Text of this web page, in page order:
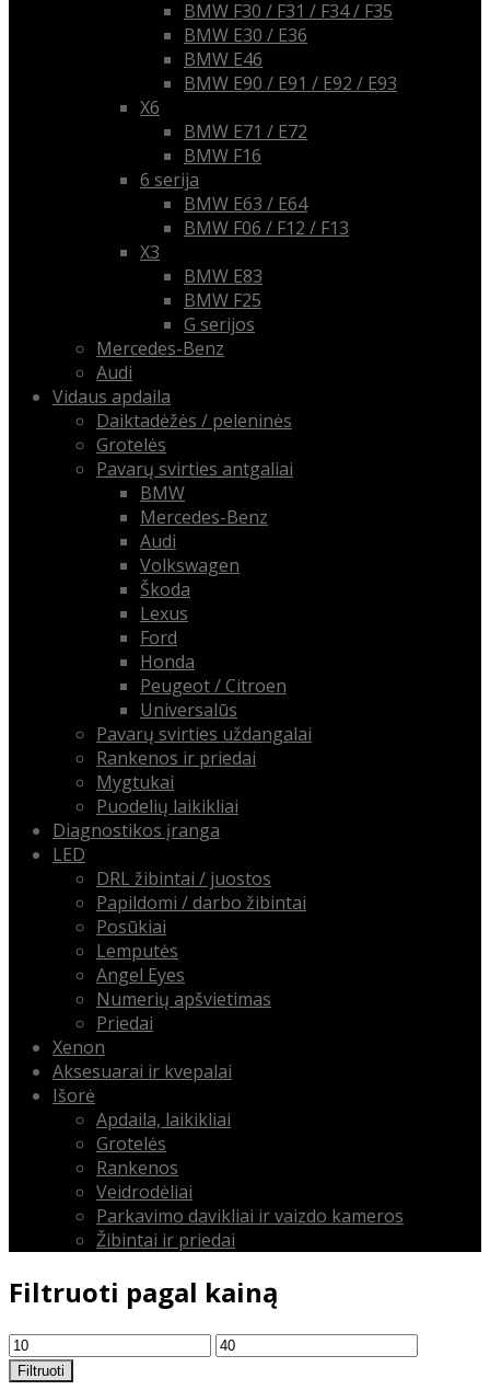
BMW F30 / F31 / F34 / F35
BMW E30 / E36
BMW E46
BMW E90 / E91 / E92 / E93
X6
BMW E71 / E72
BMW F16
6 serija
BMW E63 / E64
BMW F06 / F12 / F13
X3
BMW E83
BMW F25
G serijos
Mercedes-Benz
Audi
Vidaus apdaila
Daiktadėžės / peleninės
Grotelės
Pavarų svirties antgaliai
BMW
Mercedes-Benz
Audi
Volkswagen
Škoda
Lexus
Ford
Honda
Peugeot / Citroen
Universalūs
Pavarų svirties uždangalai
Rankenos ir priedai
Mygtukai
Puodelių laikikliai
Diagnostikos įranga
LED
DRL žibintai / juostos
Papildomi / darbo žibintai
Posūkiai
Lemputės
Angel Eyes
Numerių apšvietimas
Priedai
Xenon
Aksesuarai ir kvepalai
Išorė
Apdaila, laikikliai
Grotelės
Rankenos
Veidrodėliai
Parkavimo davikliai ir vaizdo kameros
Žibintai ir priedai
Filtruoti pagal kainą
Min
kaina
Maks
Filtruoti